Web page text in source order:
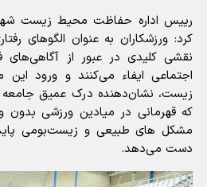
رییس اداره حفاظت محیط زیست
کرد: ورزشکاران به عنوان الگوهای
نقشی کلیدی در عبور از
اجتماعی ایفاء می‌کنند و ورود
زیست، نشان‌دهنده درک عمیق
که قهرمانی در میادین ورزشی بدون
مشکل های طبیعی و زیست‌بومی
دست می‌دهد.